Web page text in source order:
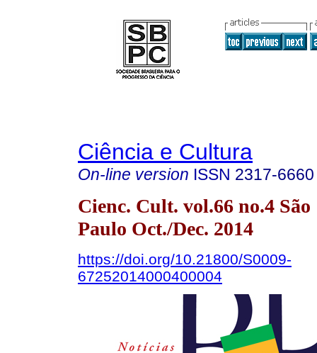
Ciência e Cultura
On-line version ISSN 2317-6660
Cienc. Cult. vol.66 no.4 São
Paulo Oct./Dec. 2014
https://doi.org/10.21800/S0009-
67252014000400004